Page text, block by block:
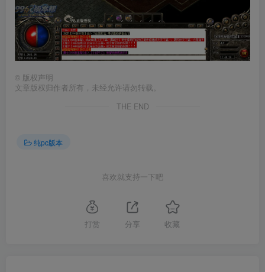
© 版权声明
文章版权归作者所有，未经允许请勿转载。
THE END
纯pc版本
喜欢就支持一下吧
打赏 分享 收藏